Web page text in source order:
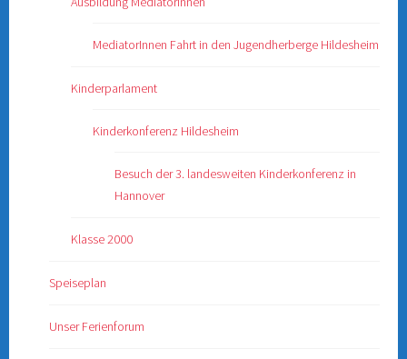
MediatorInnen Fahrt in den Jugendherberge Hildesheim
Kinderparlament
Kinderkonferenz Hildesheim
Besuch der 3. landesweiten Kinderkonferenz in
Hannover
Klasse 2000
Speiseplan
Unser Ferienforum